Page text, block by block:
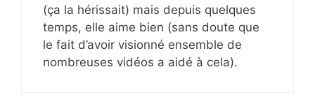
(ça la hérissait) mais depuis quelques
temps, elle aime bien (sans doute que
le fait d’avoir visionné ensemble de
nombreuses vidéos a aidé à cela).